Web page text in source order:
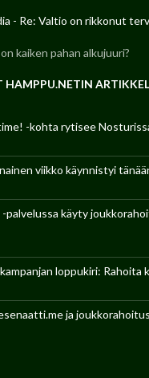
- Re: Valtio on rikkonut
kaiken pahan alkujuuri?
HAMPPU.NETIN
-kohta rytisee
viikko käynnistyi
palvelussa käyty
loppukiri: Rahoita
ja